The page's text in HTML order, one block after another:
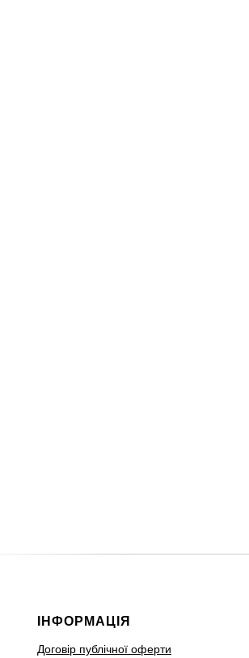
ІНФОРМАЦІЯ
Договір публічної оферти